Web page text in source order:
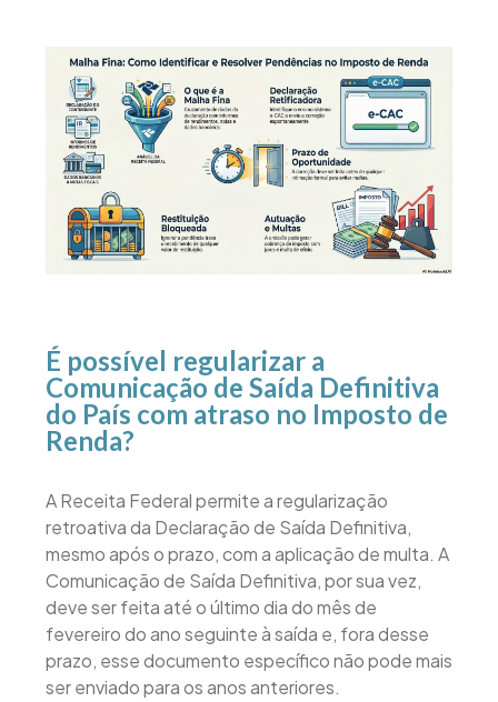
É possível regularizar a
Comunicação de Saída Definitiva
do País com atraso no Imposto de
Renda?
A Receita Federal permite a regularização
retroativa da Declaração de Saída Definitiva,
mesmo após o prazo, com a aplicação de multa. A
Comunicação de Saída Definitiva, por sua vez,
deve ser feita até o último dia do mês de
fevereiro do ano seguinte à saída e, fora desse
prazo, esse documento específico não pode mais
ser enviado para os anos anteriores.